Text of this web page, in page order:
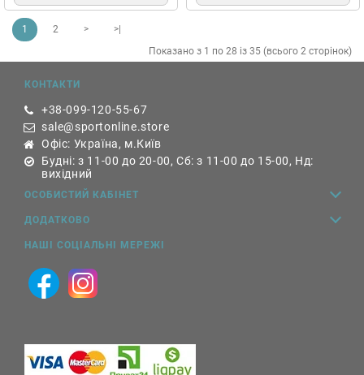
1 2 >
>|
Показано з 1 по 28 із 35 (всього 2 сторінок)
КОНТАКТИ
+38-099-120-55-67
sale@sportonline.store
Офіс: Україна, м.Київ
Будні: з 11-00 до 20-00, Сб: з 11-00 до 15-00, Нд:
вихідний
ОСОБИСТИЙ КАБІНЕТ
ДОДАТКОВО
НАШІ СОЦІАЛЬНІ МЕРЕЖІ